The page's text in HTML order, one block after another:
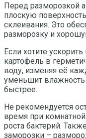
Перед разморозкой
плоскую
склеивания. Это
разморозку и
Если хотите
картофель в
воду, изменяя её
уменьшит влажность
быстрее.
Не рекомендуется
время при
роста бактерий.
заморозки –